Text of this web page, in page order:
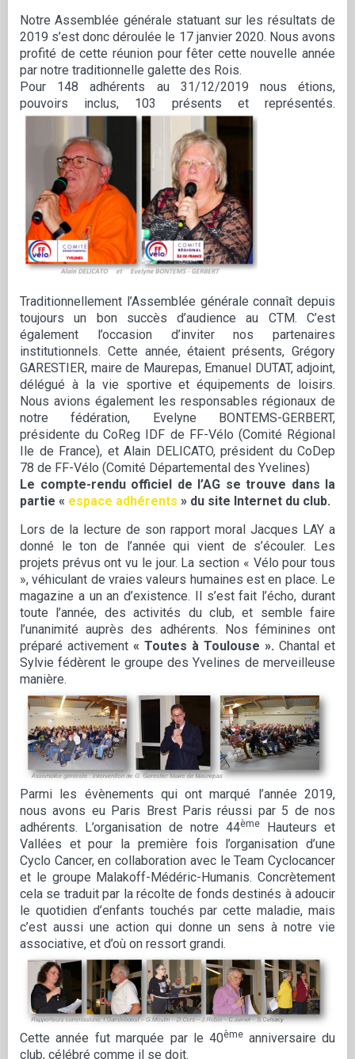
Notre Assemblée générale statuant sur les résultats de
2019 s’est donc déroulée le 17 janvier 2020. Nous avons
profité de cette réunion pour fêter cette nouvelle année
par notre traditionnelle galette des Rois.
Pour 148 adhérents au 31/12/2019 nous étions,
pouvoirs inclus, 103 présents et représentés.
Traditionnellement l’Assemblée générale connaît depuis
toujours un bon succès d’audience au CTM. C’est
également l’occasion d’inviter nos partenaires
institutionnels. Cette année, étaient présents, Grégory
GARESTIER, maire de Maurepas, Emanuel DUTAT, adjoint,
délégué à la vie sportive et équipements de loisirs.
Nous avions également les responsables régionaux de
notre fédération, Evelyne BONTEMS-GERBERT,
présidente du CoReg IDF de FF-Vélo (Comité Régional
Ile de France), et Alain DELICATO, président du CoDep
78 de FF-Vélo (Comité Départemental des Yvelines)
Le compte-rendu officiel de l’AG se trouve dans la
partie « espace adhérents » du site Internet du club.
Lors de la lecture de son rapport moral Jacques LAY a
donné le ton de l’année qui vient de s’écouler. Les
projets prévus ont vu le jour. La section « Vélo pour tous
», véhiculant de vraies valeurs humaines est en place. Le
magazine a un an d’existence. Il s’est fait l’écho, durant
toute l’année, des activités du club, et semble faire
l’unanimité auprès des adhérents. Nos féminines ont
préparé activement « Toutes à Toulouse ». Chantal et
Sylvie fédèrent le groupe des Yvelines de merveilleuse
manière.
Parmi les évènements qui ont marqué l’année 2019,
nous avons eu Paris Brest Paris réussi par 5 de nos
adhérents. L’organisation de notre 44ème
Hauteurs et
Vallées et pour la première fois l’organisation d’une
Cyclo Cancer, en collaboration avec le Team Cyclocancer
et le groupe Malakoff-Médéric-Humanis. Concrètement
cela se traduit par la récolte de fonds destinés à adoucir
le quotidien d’enfants touchés par cette maladie, mais
c’est aussi une action qui donne un sens à notre vie
associative, et d’où on ressort grandi.
Cette année fut marquée par le 40ème anniversaire du
club, célébré comme il se doit.